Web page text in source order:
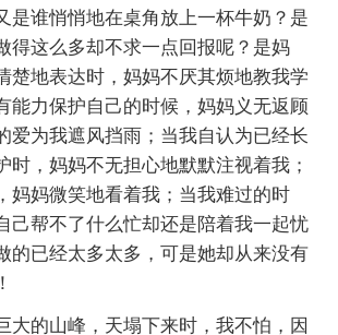
是谁悄悄地在桌角放上一杯牛奶？是
得这么多却不求一点回报呢？是妈
楚地表达时，妈妈不厌其烦地教我学
能力保护自己的时候，妈妈义无返顾
爱为我遮风挡雨；当我自认为已经长
时，妈妈不无担心地默默注视着我；
妈妈微笑地看着我；当我难过的时
己帮不了什么忙却还是陪着我一起忧
已经太多太多，可是她却从来没有
大的山峰，天塌下来时，我不怕，因